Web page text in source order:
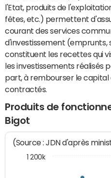
l'Etat, produits de
fêtes, etc.) permettent
courant des services
d'investissement (emprunts,
constituent les recettes qui
les investissements réalisés
part, à rembourser le capital
contractés.
Produits de
Bigot
(Source : JDN d'après
1 200k